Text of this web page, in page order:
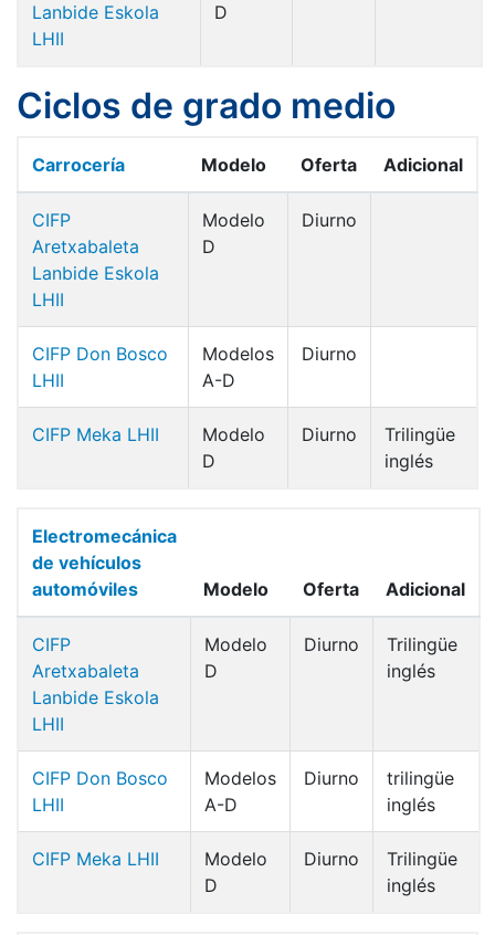
Lanbide Eskola
LHII
D
Ciclos de grado medio
Carrocería Modelo Oferta Adicional
CIFP
Aretxabaleta
Lanbide Eskola
LHII
Modelo
D
Diurno
CIFP Don Bosco
LHII
Modelos
A-D
Diurno
CIFP Meka LHII
Modelo
D
Diurno
Trilingüe
inglés
Electromecánica
de vehículos
automóviles
Modelo Oferta Adicional
CIFP
Aretxabaleta
Lanbide Eskola
LHII
Modelo
D
Diurno
Trilingüe
inglés
CIFP Don Bosco
LHII
Modelos
A-D
Diurno
trilingüe
inglés
CIFP Meka LHII
Modelo
D
Diurno
Trilingüe
inglés